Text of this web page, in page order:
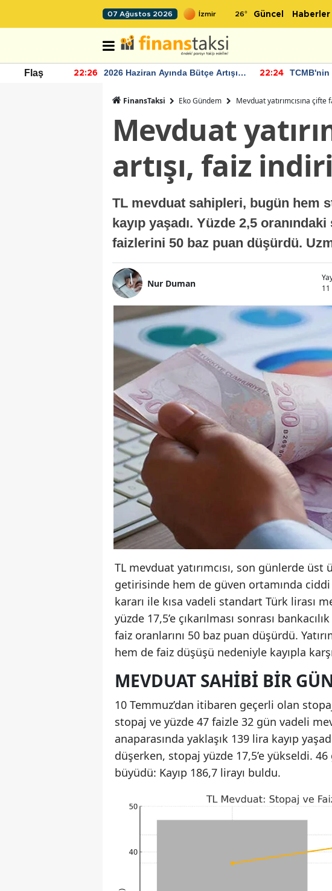
07 Ağustos 2026 26° Güncel Haberler
Flaş 22:26
2026 Haziran Ayında Bütçe Artışı
22:24
TCMB'nin
FinansTaksi Eko Gündem Mevduat yatırımcısına
Mevduat
artışı, faiz
TL mevduat sahipleri, bugün hem
kayıp yaşadı. Yüzde 2,5
faizlerini 50 baz puan düşürdü.
Nur Duman
TL mevduat yatırımcısı, son günlerde
getirisinde hem de güven ortamında ciddi
kararı ile kısa vadeli standart Türk lirası
yüzde 17,5’e çıkarılması sonrası
faiz oranlarını 50 baz puan düşürdü.
hem de faiz düşüşü nedeniyle kayıpla
MEVDUAT SAHIBI BIR
10 Temmuz’dan itibaren geçerli olan
stopaj ve yüzde 47 faizle 32 gün vadeli
anaparasında yaklaşık 139 lira kayıp
düşerken, stopaj yüzde 17,5’e yükseldi.
büyüdü: Kayıp 186,7 lirayı buldu.